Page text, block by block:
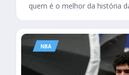
quem é o melhor da história
NBA